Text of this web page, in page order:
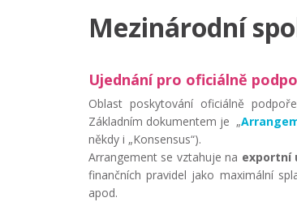
Mezinárodní
Ujednání pro oficiálně
Oblast poskytování oficiálně
Základním dokumentem je „
někdy i „Konsensus“).
Arrangement se vztahuje na exportní
finančních pravidel jako maximální
apod.